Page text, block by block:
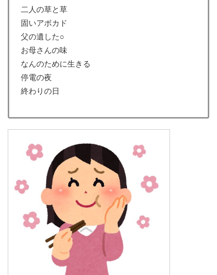
二人の草と草
固いアボカド
父の遺した○
お母さんの味
なんのために生きる
停電の夜
終わりの日